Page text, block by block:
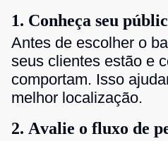
1. Conheça seu
Antes de escolher o
seus clientes estão e
comportam. Isso
melhor localização.
2. Avalie o fluxo de